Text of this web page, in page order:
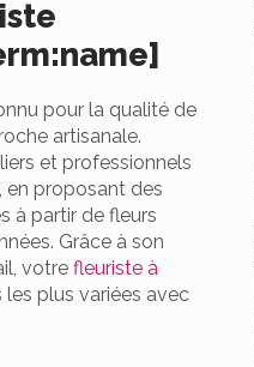
pour la qualité de
artisanale.
et professionnels
en proposant des
à partir de fleurs
Grâce à son
votre fleuriste à
plus variées avec